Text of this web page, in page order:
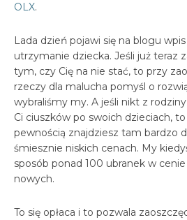
OLX.
Lada dzień pojawi się na blogu
utrzymanie dziecka. Jeśli już teraz
tym, czy Cię na nie stać, to przy
rzeczy dla malucha pomyśl o
wybraliśmy my. A jeśli nikt z
Ci ciuszków po swoich dzieciach,
pewnością znajdziesz tam bardzo
śmiesznie niskich cenach. My
sposób ponad 100 ubranek w
nowych.
To się opłaca i to pozwala